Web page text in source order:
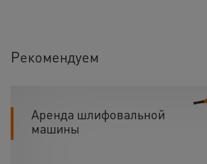
Рекомендуем
Аренда шлифовальной
машины